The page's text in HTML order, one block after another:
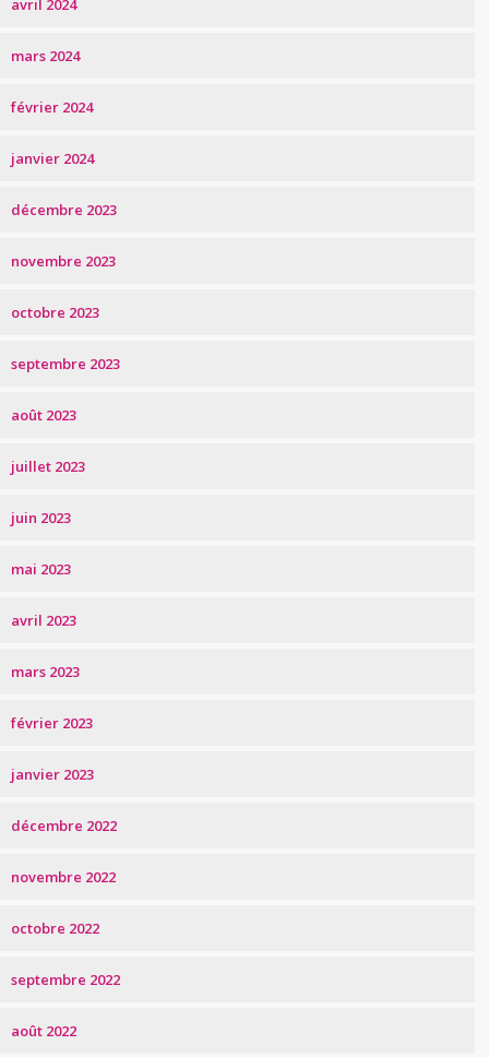
avril 2024
mars 2024
février 2024
janvier 2024
décembre 2023
novembre 2023
octobre 2023
septembre 2023
août 2023
juillet 2023
juin 2023
mai 2023
avril 2023
mars 2023
février 2023
janvier 2023
décembre 2022
novembre 2022
octobre 2022
septembre 2022
août 2022